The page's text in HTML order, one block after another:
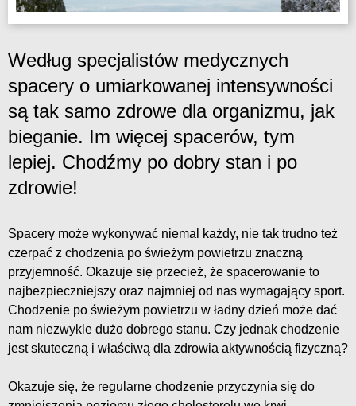
Według specjalistów medycznych
spacery o umiarkowanej intensywności
są tak samo zdrowe dla organizmu, jak
bieganie. Im więcej spacerów, tym
lepiej. Chodźmy po dobry stan i po
zdrowie!
Spacery może wykonywać niemal każdy, nie tak trudno też
czerpać z chodzenia po świeżym powietrzu znaczną
przyjemność. Okazuje się przecież, że spacerowanie to
najbezpieczniejszy oraz najmniej od nas wymagający sport.
Chodzenie po świeżym powietrzu w ładny dzień może dać
nam niezwykle dużo dobrego stanu. Czy jednak chodzenie
jest skuteczną i właściwą dla zdrowia aktywnością fizyczną?
Okazuje się, że regularne chodzenie przyczynia się do